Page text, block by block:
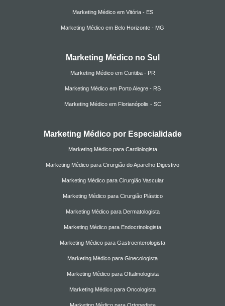
Marketing Médico em Vitória - ES
Marketing Médico em Belo Horizonte - MG
Marketing Médico no Sul
Marketing Médico em Curitiba - PR
Marketing Médico em Porto Alegre - RS
Marketing Médico em Florianópolis - SC
Marketing Médico por Especialidade
Marketing Médico para Cardiologista
Marketing Médico para Cirurgião do Aparelho Digestivo
Marketing Médico para Cirurgião Vascular
Marketing Médico para Cirurgião Plástico
Marketing Médico para Dermatologista
Marketing Médico para Endocrinologista
Marketing Médico para Gastroenterologista
Marketing Médico para Ginecologista
Marketing Médico para Oftalmologista
Marketing Médico para Oncologista